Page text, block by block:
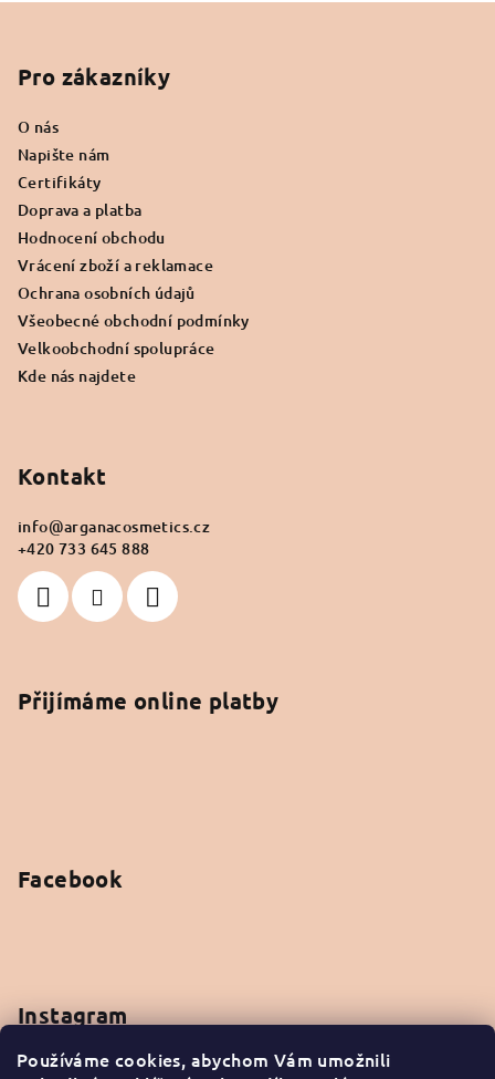
Používáme cookies, abychom Vám umožnili
Pro zákazníky
O nás
Napište nám
Certifikáty
Doprava a platba
Hodnocení obchodu
Vrácení zboží a reklamace
Ochrana osobních údajů
Všeobecné obchodní podmínky
Velkoobchodní spolupráce
Kde nás najdete
Kontakt
info@arganacosmetics.cz
+420 733 645 888
Přijímáme online platby
Facebook
Instagram